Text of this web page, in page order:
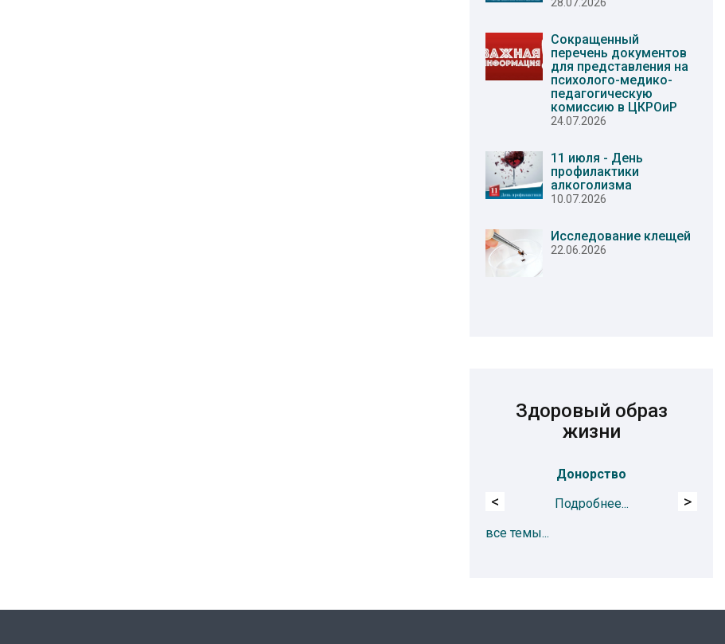
28.07.2026
Сокращенный
перечень документов
для представления на
психолого-медико-
педагогическую
комиссию в ЦКРОиР
24.07.2026
11 июля - День
профилактики
алкоголизма
10.07.2026
Исследование клещей
22.06.2026
Здоровый образ
жизни
Донорство
Подробнее...
< >
все темы...